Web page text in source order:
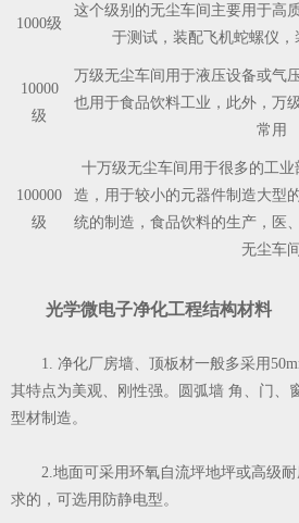
1000级
这个级别的无尘车间主要用于高
于测试，装配飞机蛇螺仪
10000
级
万级无尘车间用于液压设备或气
也用于食品饮料工业，此外，万
常用
100000
级
十万级无尘车间用于很多的工业
造，用于较小的元器件制造大型
统的制造，食品饮料的生产，医
无尘车间
光学微电子净化工程结构材料
1. 净化厂房墙、顶板材一般多采用
其特点为美观、刚性强。圆弧墙 角、门、
型材制造。
2.地面可采用环氧自流坪地坪或高级耐
求的，可选用防静电型。